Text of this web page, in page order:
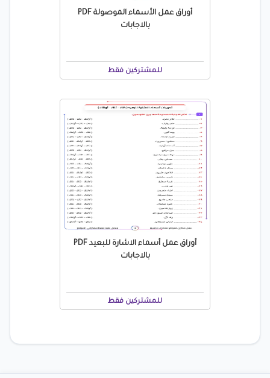
أوراق عمل الأسماء الموصولة PDF
بالاجابات
للمشتركين فقط
أوراق عمل أسماء الاشارة للبعيد PDF
بالاجابات
للمشتركين فقط